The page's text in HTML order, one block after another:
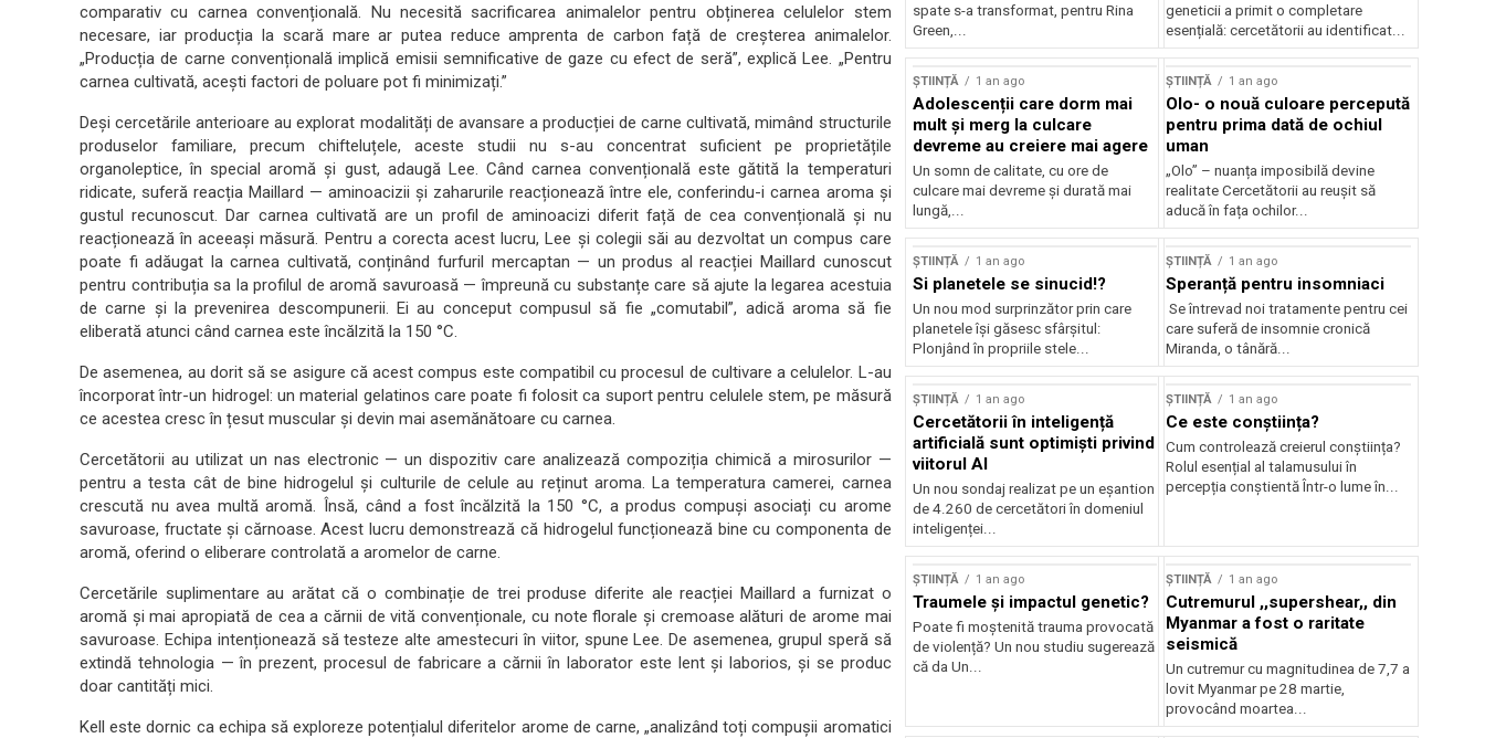
comparativ cu carnea convențională. Nu necesită sacrificarea animalelor pentru obținerea celulelor stem
necesare, iar producția la scară mare ar putea reduce amprenta de carbon față de creșterea animalelor.
„Producția de carne convențională implică emisii semnificative de gaze cu efect de seră”, explică Lee. „Pentru
carnea cultivată, acești factori de poluare pot fi minimizați.”
Deși cercetările anterioare au explorat modalități de avansare a producției de carne cultivată, mimând structurile
produselor familiare, precum chifteluțele, aceste studii nu s-au concentrat suficient pe proprietățile
organoleptice, în special aromă și gust, adaugă Lee. Când carnea convențională este gătită la temperaturi
ridicate, suferă reacția Maillard — aminoacizii și zaharurile reacționează între ele, conferindu-i carnea aroma și
gustul recunoscut. Dar carnea cultivată are un profil de aminoacizi diferit față de cea convențională și nu
reacționează în aceeași măsură. Pentru a corecta acest lucru, Lee și colegii săi au dezvoltat un compus care
poate fi adăugat la carnea cultivată, conținând furfuril mercaptan — un produs al reacției Maillard cunoscut
pentru contribuția sa la profilul de aromă savuroasă — împreună cu substanțe care să ajute la legarea acestuia
de carne și la prevenirea descompunerii. Ei au conceput compusul să fie „comutabil”, adică aroma să fie
eliberată atunci când carnea este încălzită la 150 °C.
De asemenea, au dorit să se asigure că acest compus este compatibil cu procesul de cultivare a celulelor. L-au
încorporat într-un hidrogel: un material gelatinos care poate fi folosit ca suport pentru celulele stem, pe măsură
ce acestea cresc în țesut muscular și devin mai asemănătoare cu carnea.
Cercetătorii au utilizat un nas electronic — un dispozitiv care analizează compoziția chimică a mirosurilor —
pentru a testa cât de bine hidrogelul și culturile de celule au reținut aroma. La temperatura camerei, carnea
crescută nu avea multă aromă. Însă, când a fost încălzită la 150 °C, a produs compuși asociați cu arome
savuroase, fructate și cărnoase. Acest lucru demonstrează că hidrogelul funcționează bine cu componenta de
aromă, oferind o eliberare controlată a aromelor de carne.
Cercetările suplimentare au arătat că o combinație de trei produse diferite ale reacției Maillard a furnizat o
aromă și mai apropiată de cea a cărnii de vită convenționale, cu note florale și cremoase alături de arome mai
savuroase. Echipa intenționează să testeze alte amestecuri în viitor, spune Lee. De asemenea, grupul speră să
extindă tehnologia — în prezent, procesul de fabricare a cărnii în laborator este lent și laborios, și se produc
doar cantități mici.
Kell este dornic ca echipa să exploreze potențialul diferitelor arome de carne, „analizând toți compușii aromatici
spate s-a transformat, pentru Rina
Green,...
geneticii a primit o completare
esențială: cercetătorii au identificat...
ȘTIINȚĂ 1 an ago
Adolescenții care dorm mai
mult și merg la culcare
devreme au creiere mai agere
Un somn de calitate, cu ore de
culcare mai devreme și durată mai
lungă,...
ȘTIINȚĂ 1 an ago
Olo- o nouă culoare percepută
pentru prima dată de ochiul
uman
„Olo” – nuanța imposibilă devine
realitate Cercetătorii au reușit să
aducă în fața ochilor...
ȘTIINȚĂ 1 an ago
Si planetele se sinucid!?
Un nou mod surprinzător prin care
planetele își găsesc sfârșitul:
Plonjând în propriile stele...
ȘTIINȚĂ 1 an ago
Speranță pentru insomniaci
Se întrevad noi tratamente pentru cei
care suferă de insomnie cronică
Miranda, o tânără...
ȘTIINȚĂ 1 an ago
Cercetătorii în inteligență
artificială sunt optimiști privind
viitorul AI
Un nou sondaj realizat pe un eșantion
de 4.260 de cercetători în domeniul
inteligenței...
ȘTIINȚĂ 1 an ago
Ce este conștiința?
Cum controlează creierul conștiința?
Rolul esențial al talamusului în
percepția conștientă Într-o lume în...
ȘTIINȚĂ 1 an ago
Traumele și impactul genetic?
Poate fi moștenită trauma provocată
de violență? Un nou studiu sugerează
că da Un...
ȘTIINȚĂ 1 an ago
Cutremurul ,,supershear,, din
Myanmar a fost o raritate
seismică
Un cutremur cu magnitudinea de 7,7 a
lovit Myanmar pe 28 martie,
provocând moartea...